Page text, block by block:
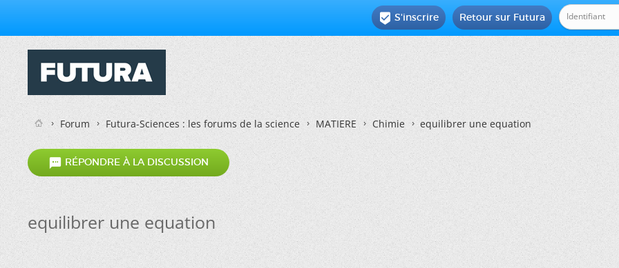
Retour sur Futura
 S'inscrire
Forum Futura-Sciences : les forums de la science MATIERE Chimie equilibrer une equation
 RÉPONDRE À LA DISCUSSION
equilibrer une equation